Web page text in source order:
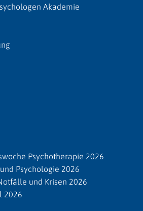
Akademie
Psychotherapie 2026
Psychologie 2026
und Krisen 2026
2026